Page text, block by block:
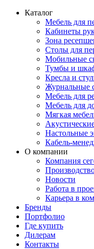
Каталог
Мебель для
Кабинеты
Зона
Столы для
Мобильные
Тумбы и
Кресла и
Журнальные
Мебель для
Мебель для
Мягкая
Настольные
Кабель-
О компании
Компания
Новости
Работа в
Карьера в
Бренды
Портфолио
Где купить
Дилерам
Контакты